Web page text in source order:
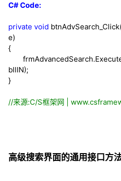
C# Code:
private void
e)
{
bllIN);
}
//来源:C/S框架网 |
高级搜索界面的通用接口方